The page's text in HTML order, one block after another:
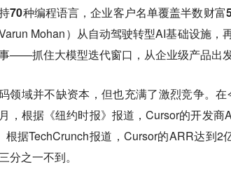
70种编程语言，企业客户名单覆盖半数财富
Mohan）从自动驾驶转型AI基础设施
——抓住大模型迭代窗口，从企业级产品出发
领域并不缺资本，但也充满了激烈竞争。在
，根据《纽约时报》报道，Cursor的开发
根据TechCrunch报道，Cursor的ARR达到
分之一不到。